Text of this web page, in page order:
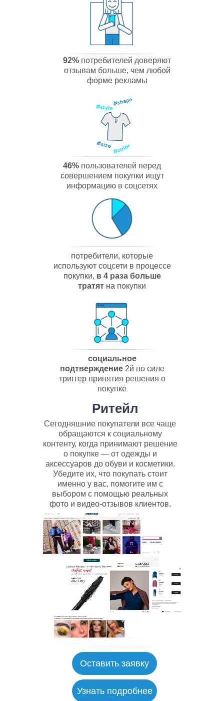
92% потребителей доверяют
отзывам больше, чем любой
форме рекламы
46% пользователей перед
совершением покупки ищут
информацию в соцсетях
потребители, которые
используют соцсети в процессе
покупки, в 4 раза больше
тратят на покупки
социальное
подтверждение2й по силе
триггер принятия решения о
покупке
Ритейл
Сегодняшние покупатели все чаще
обращаются к социальному
контенту, когда принимают решение
о покупке — от одежды и
аксессуаров до обуви и косметики.
Убедите их, что покупать стоит
именно у вас, помогите им с
выбором с помощью реальных
фото и видео-отзывов клиентов.
Оставить заявку
Узнать подробнее
Сфера гостеприимства